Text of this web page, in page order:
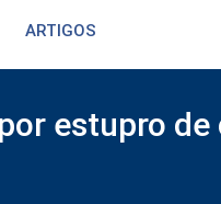
ARTIGOS
estupro